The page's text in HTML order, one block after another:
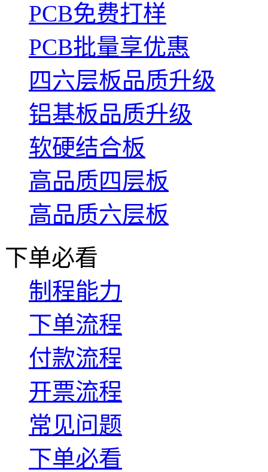
PCB免费打样
PCB批量享优惠
四六层板品质升级
铝基板品质升级
软硬结合板
高品质四层板
高品质六层板
下单必看
制程能力
下单流程
付款流程
开票流程
常见问题
下单必看